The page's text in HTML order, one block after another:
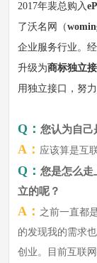
2017年裴总购入
了沃名网（
企业服务行业。
升级为商标独立接
用独立接口，努
Q： 您认为自己
A： 应该算是互
Q： 您是怎么走
立的呢？
A： 之前一直都
的发现我的需求
创业。目前互联